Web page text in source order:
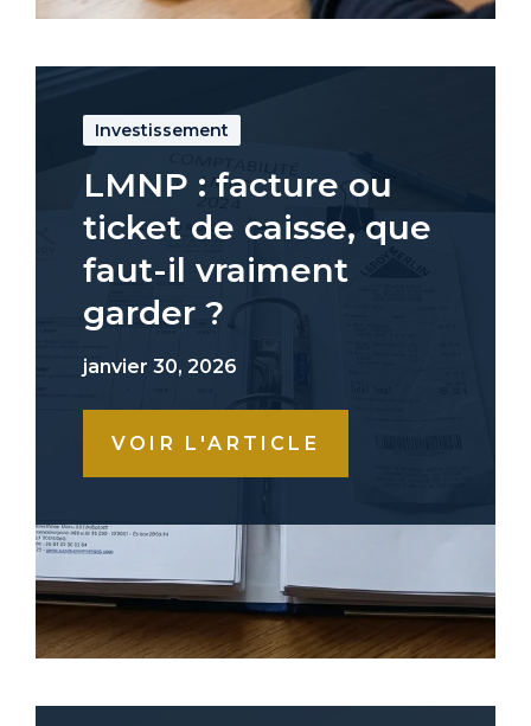
Investissement
LMNP : facture ou
ticket de caisse, que
faut-il vraiment
garder ?
janvier 30, 2026
VOIR L'ARTICLE